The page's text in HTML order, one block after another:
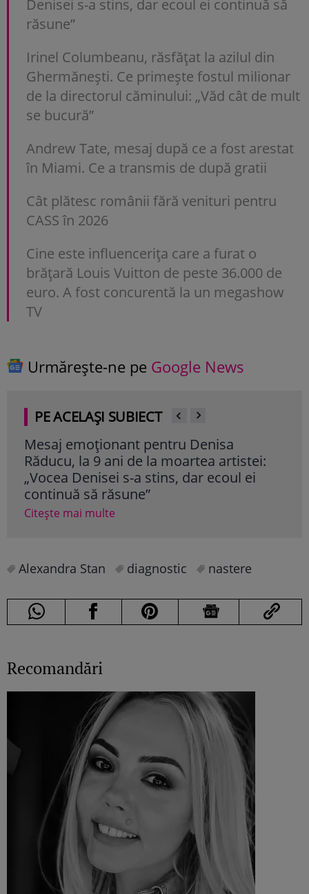
Denisei s-a stins, dar ecoul ei continuă să
răsune”
Irinel Columbeanu, răsfățat la azilul din
Ghermănești. Ce primește fostul milionar
de la directorul căminului: „Văd cât de mult
se bucură”
Andrew Tate, mesaj după ce a fost arestat
în Miami. Ce a transmis de după gratii
Cât plătesc românii fără venituri pentru
CASS în 2026
Cine este influencerița care a furat o
brățară Louis Vuitton de peste 36.000 de
euro. A fost concurentă la un megashow
TV
Urmărește-ne pe Google News
PE ACELAȘI SUBIECT
Mesaj emoționant pentru Denisa
Răducu, la 9 ani de la moartea artistei:
„Vocea Denisei s-a stins, dar ecoul ei
continuă să răsune”
Citește mai multe
Alexandra Stan diagnostic nastere
Recomandări